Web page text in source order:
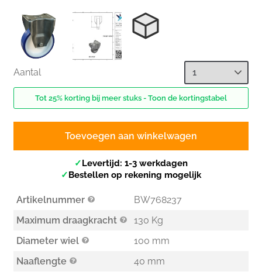
Aantal
Tot 25% korting bij meer stuks - Toon de kortingstabel
Toevoegen aan winkelwagen
✓Levertijd: 1-3 werkdagen
✓Bestellen op rekening mogelijk
Artikelnummer
BW768237
Maximum draagkracht
130 Kg
Diameter wiel
100 mm
Naaflengte
40 mm